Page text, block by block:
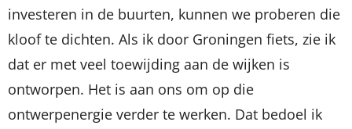
investeren in de buurten, kunnen we proberen die
kloof te dichten. Als ik door Groningen fiets, zie ik
dat er met veel toewijding aan de wijken is
ontworpen. Het is aan ons om op die
ontwerpenergie verder te werken. Dat bedoel ik